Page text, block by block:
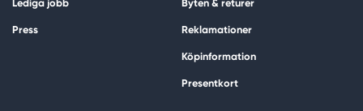
Lediga jobb
Press
Byten & returer
Reklamationer
Köpinformation
Presentkort